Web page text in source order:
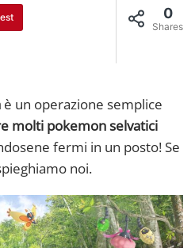
0
Shares
è un operazione semplice
molti pokemon selvatici
fermi in un posto! Se
noi.